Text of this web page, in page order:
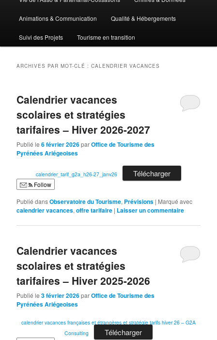
Animations & Communication Qualité & Hébergements
Suivi des Projets Tourisme en transition
ARCHIVES PAR MOT-CLÉ :CALENDRIER VACANCES
Calendrier vacances
scolaires et stratégies
tarifaires – Hiver 2026-2027
Publié le6 février 2026parOffice de Tourisme des
Pyrénées Ariégeoises
calendrier_tarif_g2a_h26-27_janv26 Télécharger
Follow
Publié dansObservatoire du Tourisme, Prévisions | Marqué avec
calendrier vacances,offre tarifaire | Laisser un commentaire
Calendrier vacances
scolaires et stratégies
tarifaires – Hiver 2025-2026
Publié le3 février 2026parOffice de Tourisme des
Pyrénées Ariégeoises
calendrier vacances françaises et étrangères et stratégie tarifs hiver 26 – G2A
Consulting
Télécharger